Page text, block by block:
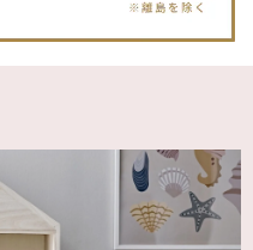
blanco ブランコ | ダブルボアブランケット ベビー double boa blanket ホワイト 無地